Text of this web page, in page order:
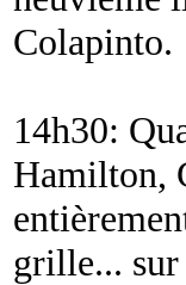
Colapinto.
14h30:
Hamilton,
grille...